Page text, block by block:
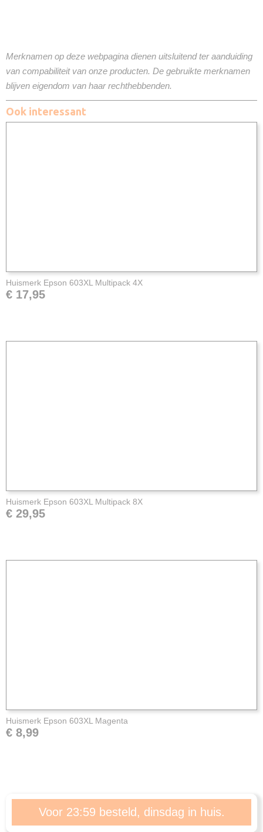
Merknamen op deze webpagina dienen uitsluitend ter aanduiding
van compabiliteit van onze producten. De gebruikte merknamen
blijven eigendom van haar rechthebbenden.
Ook interessant
Huismerk Epson 603XL Multipack 4X
€ 17,95
Huismerk Epson 603XL Multipack 8X
€ 29,95
Huismerk Epson 603XL Magenta
€ 8,99
Voor 23:59 besteld, dinsdag in huis.